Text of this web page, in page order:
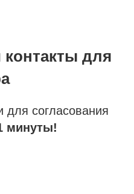
для
согласования
минуты!